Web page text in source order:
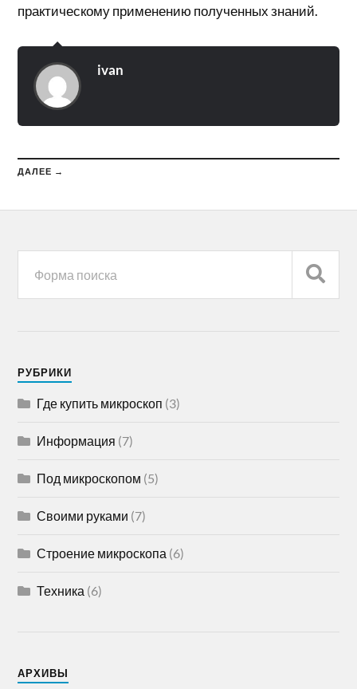
практическому применению полученных знаний.
ivan
ДАЛЕЕ →
РУБРИКИ
Где купить микроскоп (3)
Информация (7)
Под микроскопом (5)
Своими руками (7)
Строение микроскопа (6)
Техника (6)
АРХИВЫ